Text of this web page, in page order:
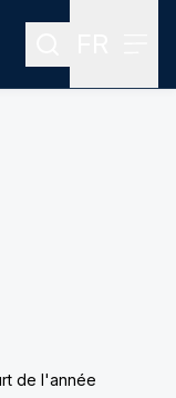
Rechercher
de l'année